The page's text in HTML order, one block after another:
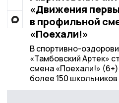
«Движения
в профильной
«Поехали!»
В спортивно-
«Тамбовский Артек»
смена «Поехали!»
более 150 школьников